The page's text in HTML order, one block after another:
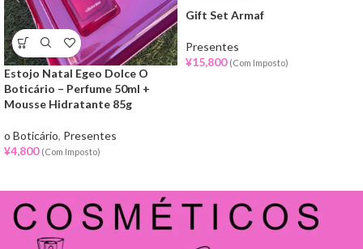
Estojo Natal Egeo Dolce O
Boticário – Perfume 50ml +
Mousse Hidratante 85g
o Boticário, Presentes
¥4,800 (Com Imposto)
Gift Set Armaf
Presentes
¥15,800 (Com Imposto)